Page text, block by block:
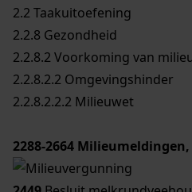
2.2 Taakuitoefening
2.2.8 Gezondheid
2.2.8.2 Voorkoming van
2.2.8.2.2 Omgevingshinder
2.2.8.2.2.2 Milieuwet
2288-2664 Milieumeldingen,